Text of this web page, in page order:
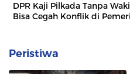
DPR Kaji Pilkada Tanpa
Bisa Cegah Konflik di
Peristiwa